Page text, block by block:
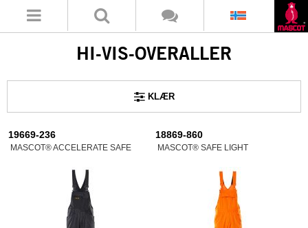
HI-VIS-OVERALLER
KLÆR
19669-236
MASCOT® ACCELERATE SAFE
18869-860
MASCOT® SAFE LIGHT